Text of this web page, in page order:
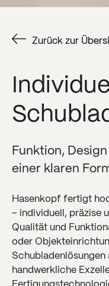
Zurück zur
Funktion,
einer klaren
Hasenkopf fertigt
– individuell, präzise
Qualität und
oder
Schubladenlösungen
handwerkliche